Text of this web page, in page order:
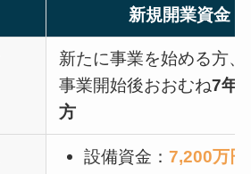
新規開業資金
新たに事業を始める方、
事業開始後おおむね7年
方
設備資金：7,200万円